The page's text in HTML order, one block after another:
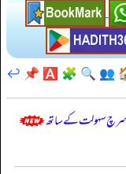
👥
🔍
🧩
🅰️
📌
↩️
سرچ سہولت کے ساتھ